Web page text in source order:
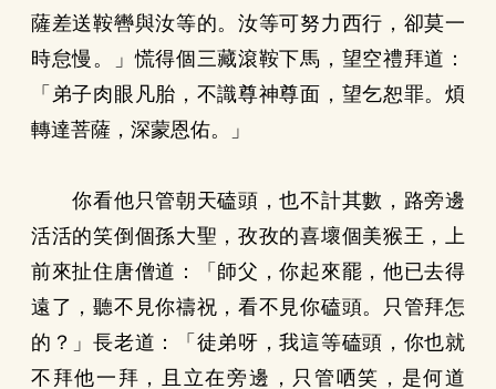
薩差送鞍轡與汝等的。汝等可努力西行，卻莫一
時怠慢。」慌得個三藏滾鞍下馬，望空禮拜道：
「弟子肉眼凡胎，不識尊神尊面，望乞恕罪。煩
轉達菩薩，深蒙恩佑。」
你看他只管朝天磕頭，也不計其數，路旁邊
活活的笑倒個孫大聖，孜孜的喜壞個美猴王，上
前來扯住唐僧道：「師父，你起來罷，他已去得
遠了，聽不見你禱祝，看不見你磕頭。只管拜怎
的？」長老道：「徒弟呀，我這等磕頭，你也就
不拜他一拜，且立在旁邊，只管哂笑，是何道